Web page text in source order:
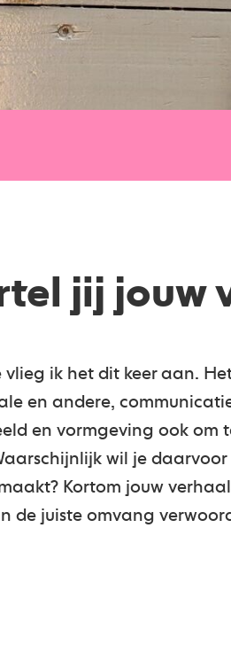
jij jouw
ik het dit keer aan.
en andere,
en vormgeving ook om
wil je
Kortom jouw
de juiste omvang